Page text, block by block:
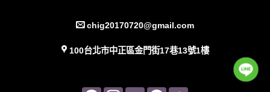
chig20170720@gmail.com
100台北市中正區金門街17巷13號1樓